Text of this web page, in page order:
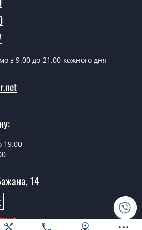
ТМ Фаворит?
дверей ТМ Фаворит
у всі дні крім неділі.
встановлення дверей
17 Dark?
дверей Modern-17 Dark - от
викликати
замірника?
фаворит?
асортимент готових
ТМ Фаворит.
з 9.00 до 21.00 кожного дня
19.00
14